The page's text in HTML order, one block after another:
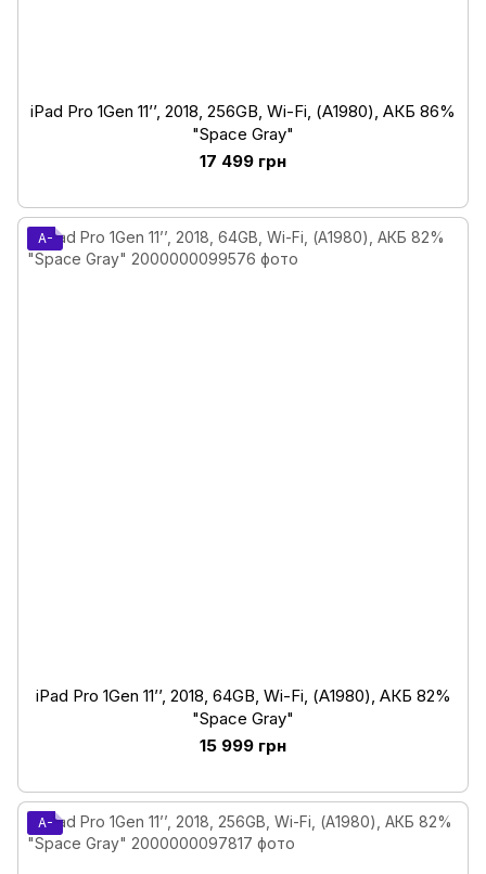
iPad Pro 1Gen 11’’, 2018, 256GB, Wi-Fi, (А1980), АКБ 86%
"Space Gray"
17 499 грн
A-
iPad Pro 1Gen 11’’, 2018, 64GB, Wi-Fi, (А1980), АКБ 82%
"Space Gray"
15 999 грн
A-